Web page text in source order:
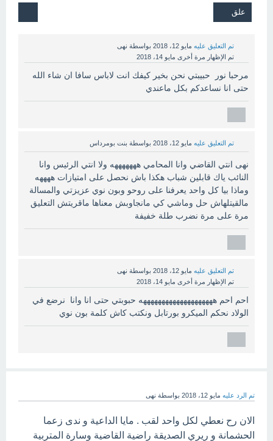
تم التعليق عليه مايو 12، 2018 بواسطة نهى
تم الإظهار مرة أخرى مايو 14، 2018
مرحبا نور حبيبتي نحن بخير كيفك انت لاباس سافا ان شاء الله
حتى انا نساعدكم بكل ماعندي
تم التعليق عليه مايو 12، 2018 بواسطة بنت بومرداس
نهى انتي القاضي وانا المحامي هههههههه ولا انتي الرئيس وانا
النائب ياك قابلين شباب هكذا باش نحصل على امتيازات ههههه
وماذا بيا كل واحد يعرفنا على روحو وبون نوي عزيزتي والمسالة
مالقيتلهاش حل وماشي كي مانجاوبش معناها ماقريتش التعليق
مرة على مرة نضرب طلة خفيفة
تم التعليق عليه مايو 12، 2018 بواسطة نهى
تم الإظهار مرة أخرى مايو 14، 2018
احم احم ههههههههههههههههههههه حبوبتي حتى انا وانا نرضع في
الولاد نحكم الميكرو بورتابل ونكتب كاش كلمة بون نوي
تم الرد عليه مايو 12، 2018 بواسطة نهى
الان رح نعطي لكل واحد لقب . مايا الداعية و ندى زعما
الحشمانة و ريري الصديقة راضية القاضية وسارة المتربية